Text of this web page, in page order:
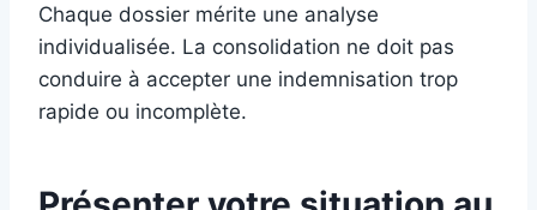
Chaque dossier mérite une analyse
individualisée. La consolidation ne doit pas
conduire à accepter une indemnisation trop
rapide ou incomplète.